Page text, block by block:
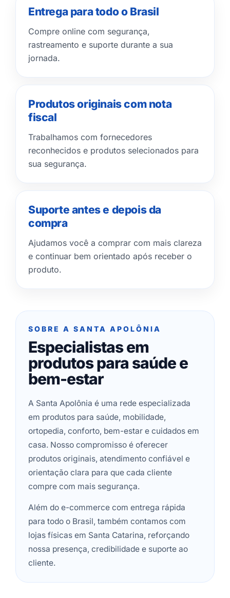
Entrega para todo o Brasil
Compre online com segurança,
rastreamento e suporte durante a sua
jornada.
Produtos originais com nota
fiscal
Trabalhamos com fornecedores
reconhecidos e produtos selecionados para
sua segurança.
Suporte antes e depois da
compra
Ajudamos você a comprar com mais clareza
e continuar bem orientado após receber o
produto.
SOBRE A SANTA APOLÔNIA
Especialistas em
produtos para saúde e
bem-estar
A Santa Apolônia é uma rede especializada
em produtos para saúde, mobilidade,
ortopedia, conforto, bem-estar e cuidados em
casa. Nosso compromisso é oferecer
produtos originais, atendimento confiável e
orientação clara para que cada cliente
compre com mais segurança.
Além do e-commerce com entrega rápida
para todo o Brasil, também contamos com
lojas físicas em Santa Catarina, reforçando
nossa presença, credibilidade e suporte ao
cliente.